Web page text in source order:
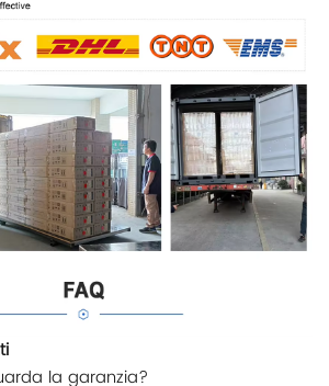
la garanzia?